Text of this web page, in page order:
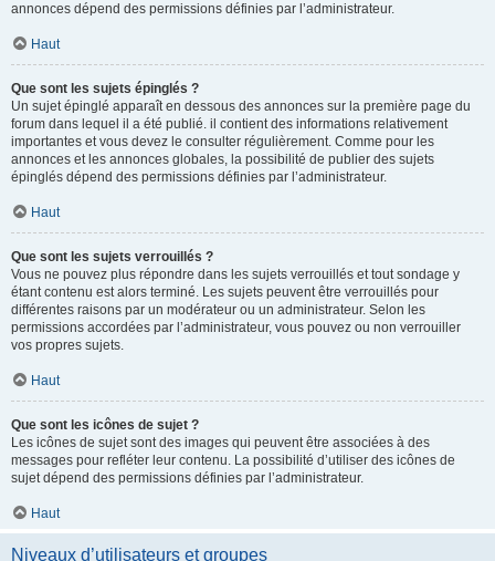
annonces dépend des permissions définies par l’administrateur.
Haut
Que sont les sujets épinglés ?
Un sujet épinglé apparaît en dessous des annonces sur la première page du
forum dans lequel il a été publié. il contient des informations relativement
importantes et vous devez le consulter régulièrement. Comme pour les
annonces et les annonces globales, la possibilité de publier des sujets
épinglés dépend des permissions définies par l’administrateur.
Haut
Que sont les sujets verrouillés ?
Vous ne pouvez plus répondre dans les sujets verrouillés et tout sondage y
étant contenu est alors terminé. Les sujets peuvent être verrouillés pour
différentes raisons par un modérateur ou un administrateur. Selon les
permissions accordées par l’administrateur, vous pouvez ou non verrouiller
vos propres sujets.
Haut
Que sont les icônes de sujet ?
Les icônes de sujet sont des images qui peuvent être associées à des
messages pour refléter leur contenu. La possibilité d’utiliser des icônes de
sujet dépend des permissions définies par l’administrateur.
Haut
Niveaux d’utilisateurs et groupes